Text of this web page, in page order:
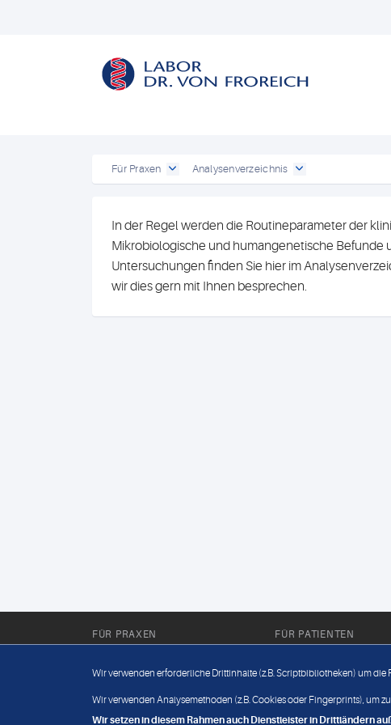
Für Praxen Analysenverzeichnis
In der Regel werden die Routineparameter der
Mikrobiologische und humangenetische Befunde
Untersuchungen finden Sie hier im
wir dies gern mit Ihnen besprechen.
FÜR PRAXEN FÜR PATIENTEN
Wir verwenden erforderliche Drittinhalte (z.B. Scriptbibliotheken) um die
Wir verwenden Analysemethoden (z.B. Cookies oder Fingerprints), um
Wir setzen in diesem Rahmen auch Dienstleister in Drittländern